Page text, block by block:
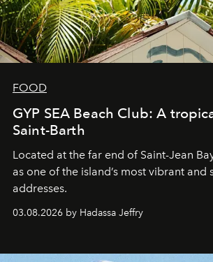
FOOD
GYP SEA Beach Club: A
Saint-Barth
Located at the far end of Saint-Jean
as one of the island’s most vibrant and
addresses.
03.08.2026 by Hadassa Jeffry